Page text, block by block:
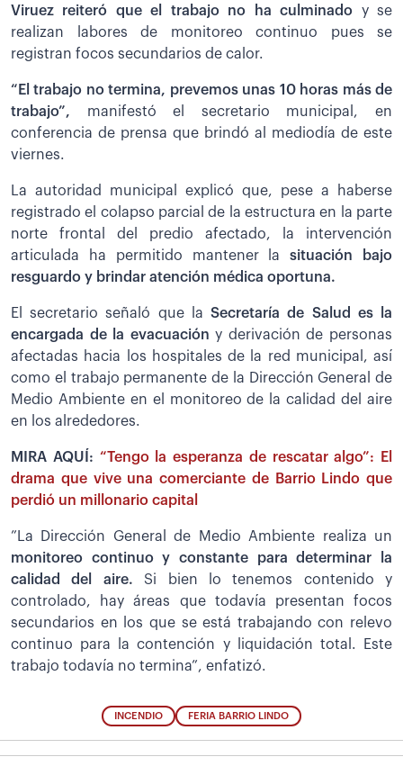
Viruez reiteró que el trabajo no ha culminado y se
realizan labores de monitoreo continuo pues se
registran focos secundarios de calor.
“El trabajo no termina, prevemos unas 10 horas más de
trabajo”, manifestó el secretario municipal, en
conferencia de prensa que brindó al mediodía de este
viernes.
La autoridad municipal explicó que, pese a haberse
registrado el colapso parcial de la estructura en la parte
norte frontal del predio afectado, la intervención
articulada ha permitido mantener lasituación bajo
resguardo y brindar atención médica oportuna.
El secretario señaló que laSecretaría de Salud es la
encargada de la evacuación y derivación de personas
afectadas hacia los hospitales de la red municipal, así
como el trabajo permanente de la Dirección General de
Medio Ambiente en el monitoreo de la calidad del aire
en los alrededores.
MIRA AQUÍ: “Tengo la esperanza de rescatar algo”: El
drama que vive una comerciante de Barrio Lindo que
perdió un millonario capital
”La Dirección General de Medio Ambiente realiza un
monitoreo continuo y constante para determinar la
calidad del aire. Si bien lo tenemos contenido y
controlado, hay áreas que todavía presentan focos
secundarios en los que se está trabajando con relevo
continuo para la contención y liquidación total. Este
trabajo todavía no termina”, enfatizó.
INCENDIO FERIA BARRIO LINDO